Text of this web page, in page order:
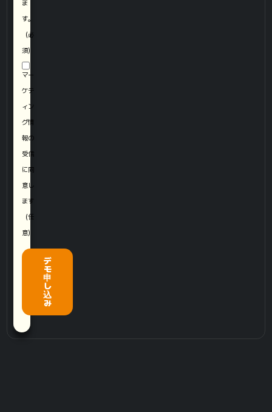
ま
す。
（必
須）
マー
ケテ
ィン
グ情
報の
受信
に同
意し
ます
（任
意）
デ
モ
申
し
込
み